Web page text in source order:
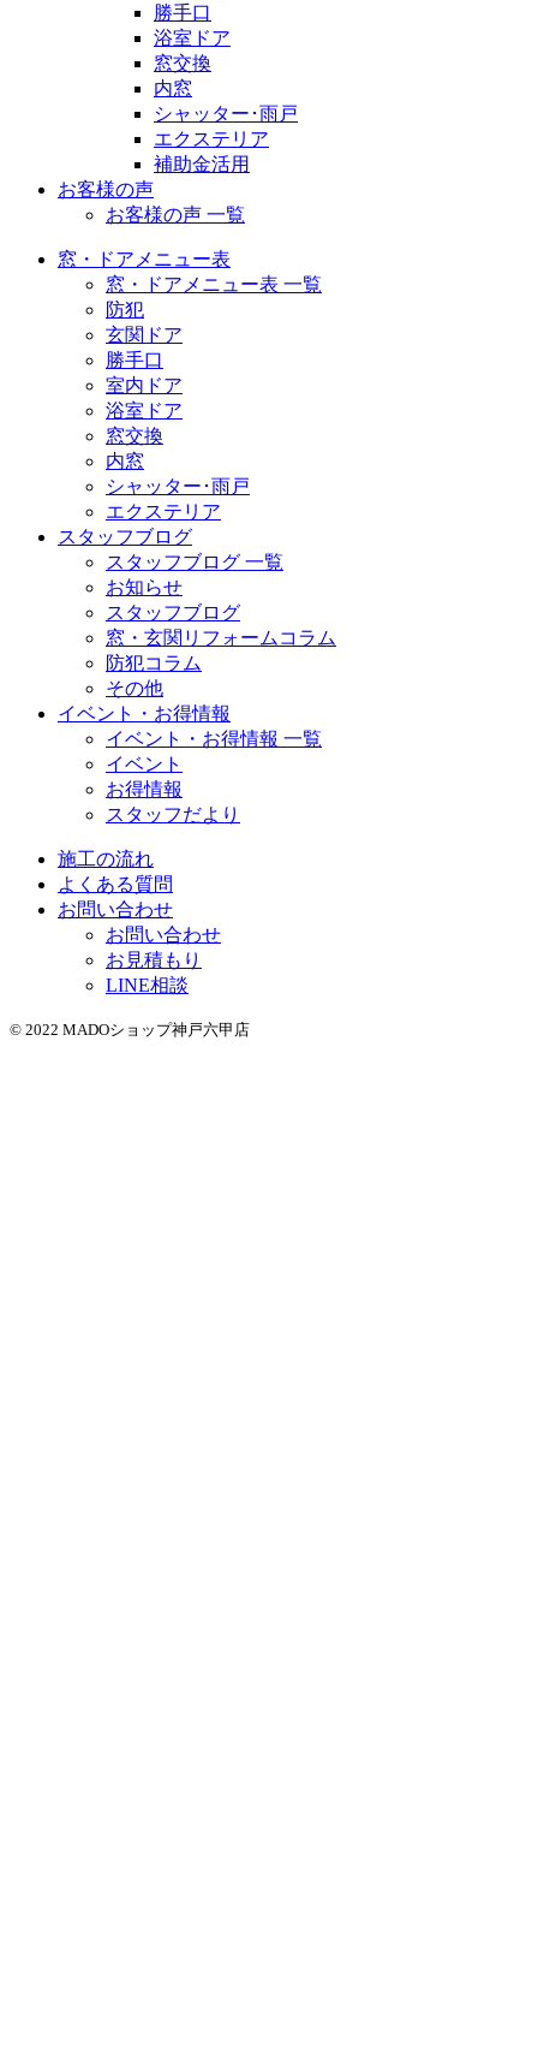
勝手口
浴室ドア
窓交換
内窓
シャッター･雨戸
エクステリア
補助金活用
お客様の声
お客様の声 一覧
窓・ドアメニュー表
窓・ドアメニュー表 一覧
防犯
玄関ドア
勝手口
室内ドア
浴室ドア
窓交換
内窓
シャッター･雨戸
エクステリア
スタッフブログ
スタッフブログ 一覧
お知らせ
スタッフブログ
窓・玄関リフォームコラム
防犯コラム
その他
イベント・お得情報
イベント・お得情報 一覧
イベント
お得情報
スタッフだより
施工の流れ
よくある質問
お問い合わせ
お問い合わせ
お見積もり
LINE相談
© 2022 MADOショップ神戸六甲店